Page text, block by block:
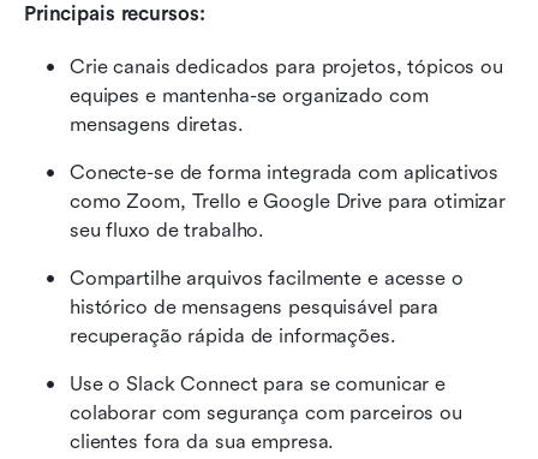
Principais recursos:
Crie canais dedicados para projetos, tópicos ou
equipes e mantenha-se organizado com
mensagens diretas.
Conecte-se de forma integrada com aplicativos
como Zoom, Trello e Google Drive para otimizar
seu fluxo de trabalho.
Compartilhe arquivos facilmente e acesse o
histórico de mensagens pesquisável para
recuperação rápida de informações.
Use o Slack Connect para se comunicar e
colaborar com segurança com parceiros ou
clientes fora da sua empresa.